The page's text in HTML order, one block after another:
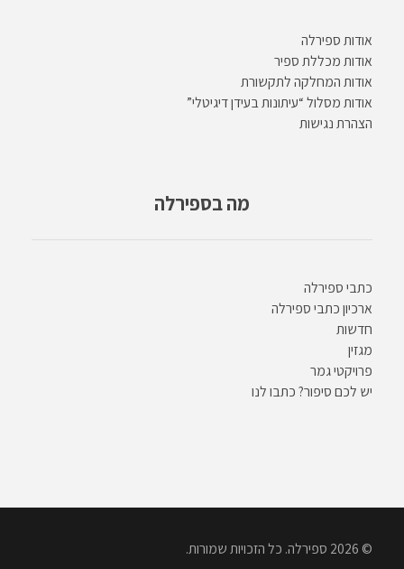
אודות ספירלה
אודות מכללת ספיר
אודות המחלקה לתקשורת
אודות מסלול “עיתונות בעידן דיגיטלי”
הצהרת נגישות
מה בספירלה
כתבי ספירלה
ארכיון כתבי ספירלה
חדשות
מגזין
פרויקטי גמר
יש לכם סיפור? כתבו לנו
© 2026 ספירלה. כל הזכויות שמורות.